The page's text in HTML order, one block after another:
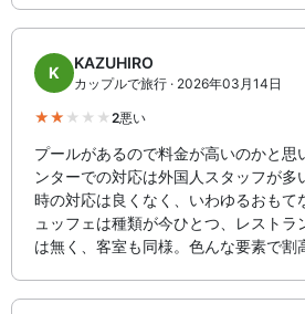
K
KAZUHIRO
カップルで旅行 · 2026年03月14日
2悪い
プールがあるので料金が高いのかと思
ンターでの対応は外国人スタッフが多
時の対応は良くなく、いわゆるおもて
ュッフェは種類が今ひとつ、レストラ
は無く、客室も同様。色んな要素で割